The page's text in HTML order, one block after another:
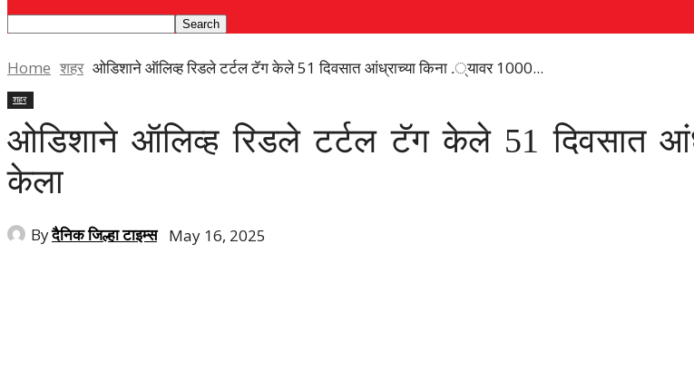
Home शहर ओडिशाने ऑलिव्ह रिडले टर्टल टॅग केले 51 दिवसात आंध्राच्या किना .्यावर 1000...
शहर
ओडिशाने ऑलिव्ह रिडले टर्टल टॅग केले 51 दिवसात
केला
Byदैनिक जिल्हा टाइम्स May 16, 2025